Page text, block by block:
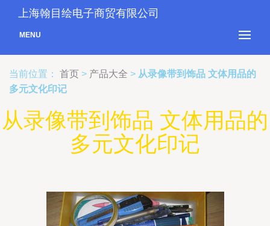
上海翰目绘电子商贸有限公司
MENU
当前位置： 首页 > 产品大全 > 从录像带到饰品 文体用品的
多元文化印记
从录像带到饰品 文体用品的
多元文化印记